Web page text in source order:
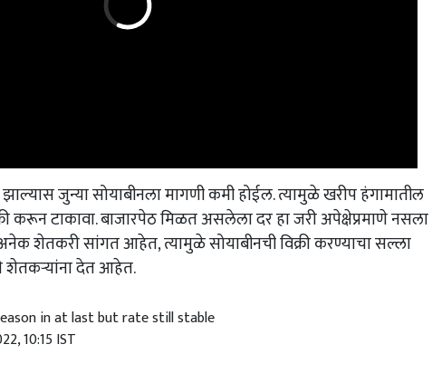
झाल्यास जुन्या सोयाबीनला मागणी कमी होईल. त्यामुळे खरीप हंगामातील
करून टाकावा. बाजारपेठ मिळत असलेला दर हा जरी अपेक्षेप्रमाणे नसला
शेतकरी सांगत आहेत, त्यामुळे सोयाबीनची विक्री करण्याचा सल्ला
शेतकऱ्यांना देत आहेत.
in at last but rate still stable
10:15 IST